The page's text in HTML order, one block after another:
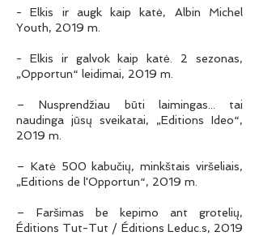
- Elkis ir augk kaip katė, Albin Michel
Youth, 2019 m.
- Elkis ir galvok kaip katė. 2 sezonas,
„Opportun“ leidimai, 2019 m.
– Nusprendžiau būti laimingas... tai
naudinga jūsų sveikatai, „Editions Ideo“,
2019 m.
– Katė 500 kabučių, minkštais viršeliais,
„Editions de l'Opportun“, 2019 m.
– Faršimas be kepimo ant grotelių,
Éditions Tut-Tut / Éditions Leduc.s, 2019